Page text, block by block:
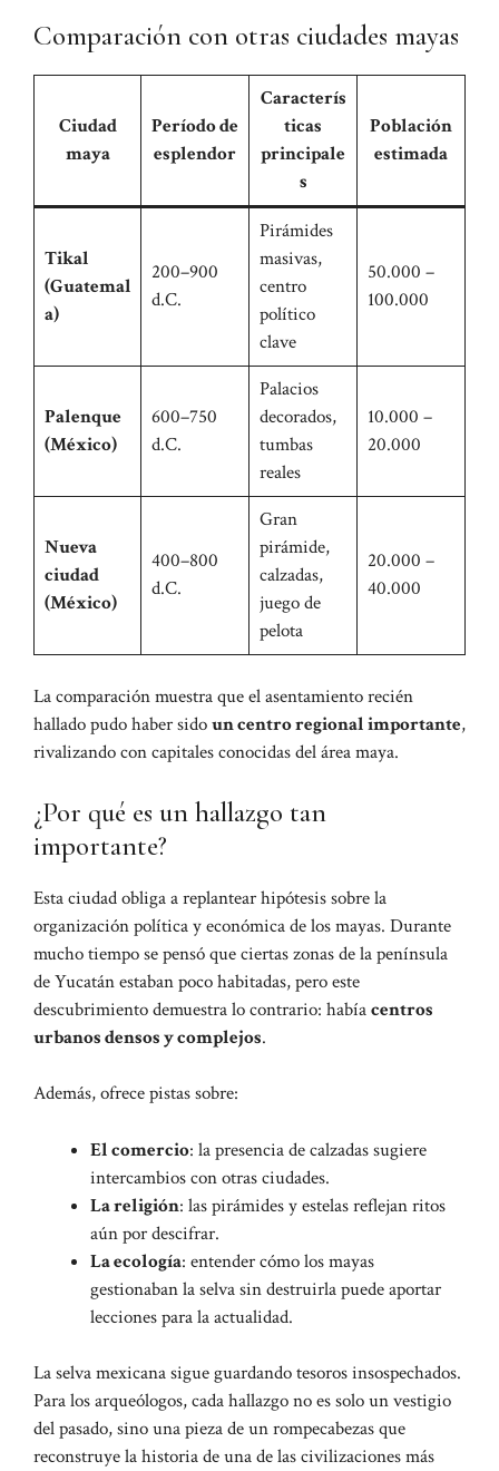
Comparación con otras ciudades mayas
Ciudad
maya
Período de
esplendor
Caracterís
ticas
principale
s
Población
estimada
Tikal
(Guatemal
a)
200–900
d.C.
Pirámides
masivas,
centro
político
clave
50.000 –
100.000
Palenque
(México)
600–750
d.C.
Palacios
decorados,
tumbas
reales
10.000 –
20.000
Nueva
ciudad
(México)
400–800
d.C.
Gran
pirámide,
calzadas,
juego de
pelota
20.000 –
40.000
La comparación muestra que el asentamiento recién
hallado pudo haber sidoun centro regional importante,
rivalizando con capitales conocidas del área maya.
¿Por qué es un hallazgo tan
importante?
Esta ciudad obliga a replantear hipótesis sobre la
organización política y económica de los mayas. Durante
mucho tiempo se pensó que ciertas zonas de la península
de Yucatán estaban poco habitadas, pero este
descubrimiento demuestra lo contrario: habíacentros
urbanos densos y complejos.
Además, ofrece pistas sobre:
El comercio: la presencia de calzadas sugiere
intercambios con otras ciudades.
La religión: las pirámides y estelas reflejan ritos
aún por descifrar.
La ecología: entender cómo los mayas
gestionaban la selva sin destruirla puede aportar
lecciones para la actualidad.
La selva mexicana sigue guardando tesoros insospechados.
Para los arqueólogos, cada hallazgo no es solo un vestigio
del pasado, sino una pieza de un rompecabezas que
reconstruye la historia de una de las civilizaciones más